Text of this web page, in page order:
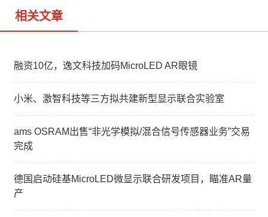
相关文章
融资10亿，逸文科技加码MicroLED AR眼镜
小米、激智科技等三方拟共建新型显示联合实验室
ams OSRAM出售“非光学模拟/混合信号传感器业务”交易
完成
德国启动硅基MicroLED微显示联合研发项目，瞄准AR量
产